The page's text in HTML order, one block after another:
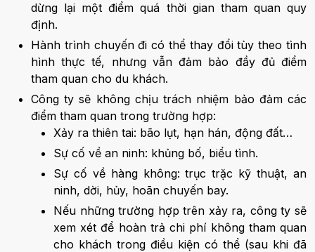
dừng lại một điểm quá thời gian tham quan quy
định.
Hành trình chuyến đi có thể thay đổi tùy theo tình
hình thực tế, nhưng vẫn đảm bảo đầy đủ điểm
tham quan cho du khách.
Công ty sẽ không chịu trách nhiệm bảo đảm các
điểm tham quan trong trường hợp:
Xảy ra thiên tai: bão lụt, hạn hán, động đất…
Sự cố về an ninh: khủng bố, biểu tình.
Sự cố về hàng không: trục trặc kỹ thuật, an
ninh, dời, hủy, hoãn chuyến bay.
Nếu những trường hợp trên xảy ra, công ty sẽ
xem xét để hoàn trả chi phí không tham quan
cho khách trong điều kiện có thể (sau khi đã